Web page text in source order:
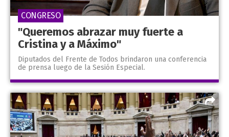
"Queremos abrazar muy fuerte a
Cristina y a Máximo"
Diputados del Frente de Todos brindaron una conferencia
de prensa luego de la Sesión Especial.
CONGRESO